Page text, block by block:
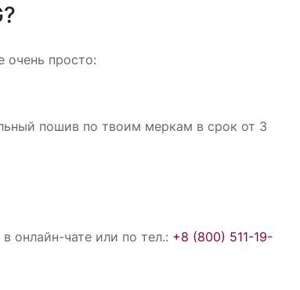
очень просто:
пошив по твоим меркам в срок от 3
онлайн-чате или по тел.: +8 (800) 511-19-